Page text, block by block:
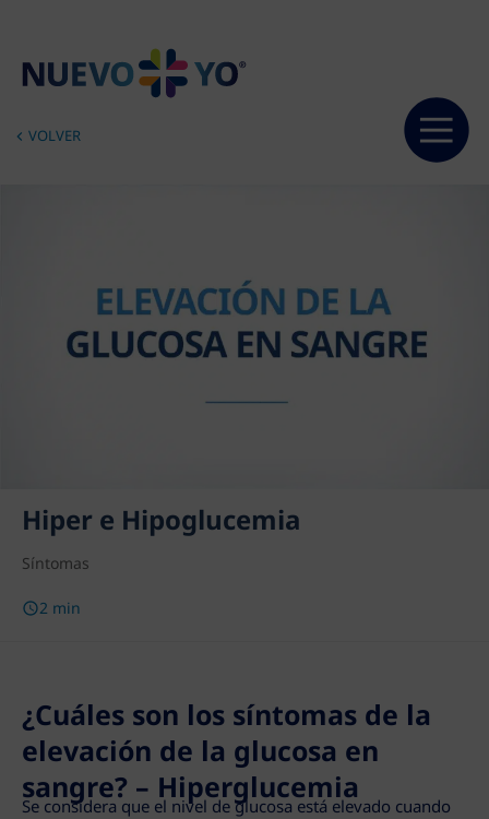
VOLVER
Hiper e Hipoglucemia
Síntomas
2 min
¿Cuáles son los síntomas de la
elevación de la glucosa en
sangre? – Hiperglucemia
Se considera que el nivel de glucosa está elevado cuando